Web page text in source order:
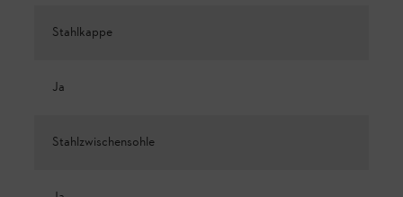
Stahlkappe
Ja
Stahlzwischensohle